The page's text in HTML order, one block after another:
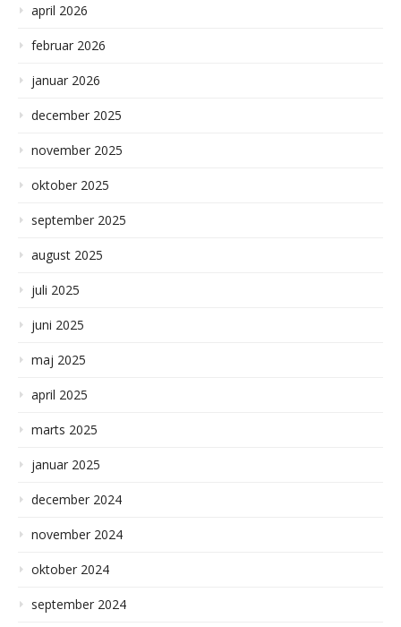
april 2026
februar 2026
januar 2026
december 2025
november 2025
oktober 2025
september 2025
august 2025
juli 2025
juni 2025
maj 2025
april 2025
marts 2025
januar 2025
december 2024
november 2024
oktober 2024
september 2024